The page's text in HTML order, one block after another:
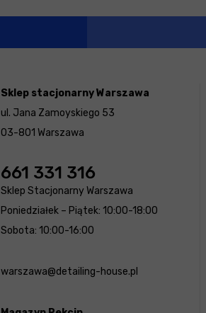
Sklep stacjonarny Warszawa
ul. Jana Zamoyskiego 53
03-801 Warszawa
661 331 316
Sklep Stacjonarny Warszawa
Poniedziałek – Piątek: 10:00-18:00
Sobota: 10:00-16:00
warszawa@detailing-house.pl